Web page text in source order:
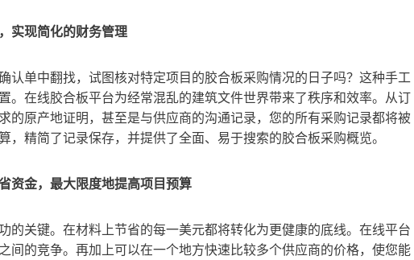
实现简化的财务管理
认单中翻找，试图核对特定项目的胶合板采购情况的日子吗？这种手工
。在线胶合板平台为经常混乱的建筑文件世界带来了秩序和效率。从订
的原产地证明，甚至是与供应商的沟通记录，您的所有采购记录都将被
精简了记录保存，并提供了全面、易于搜索的胶合板采购概览。
资金，最大限度地提高项目预算
的关键。在材料上节省的每一美元都将转化为更健康的底线。在线平台
间的竞争。再加上可以在一个地方快速比较多个供应商的价格，使您能